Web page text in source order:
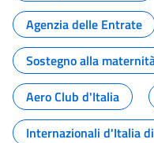
Agenzia delle Entrate
Sostegno alla
Aero Club d'Italia
Internazionali d'Italia